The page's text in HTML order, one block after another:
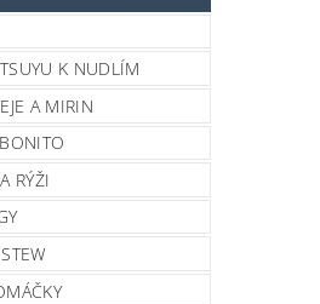
K NUDLÍM
A MIRIN
RÝŽI